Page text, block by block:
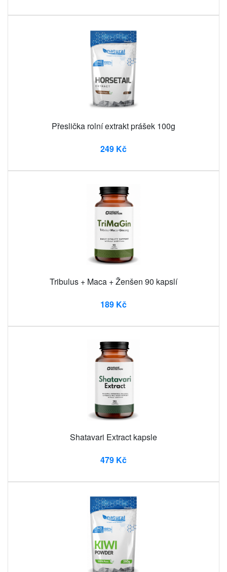
Přeslička rolní extrakt prášek 100g
249 Kč
Tribulus + Maca + Ženšen 90 kapslí
189 Kč
Shatavari Extract kapsle
479 Kč